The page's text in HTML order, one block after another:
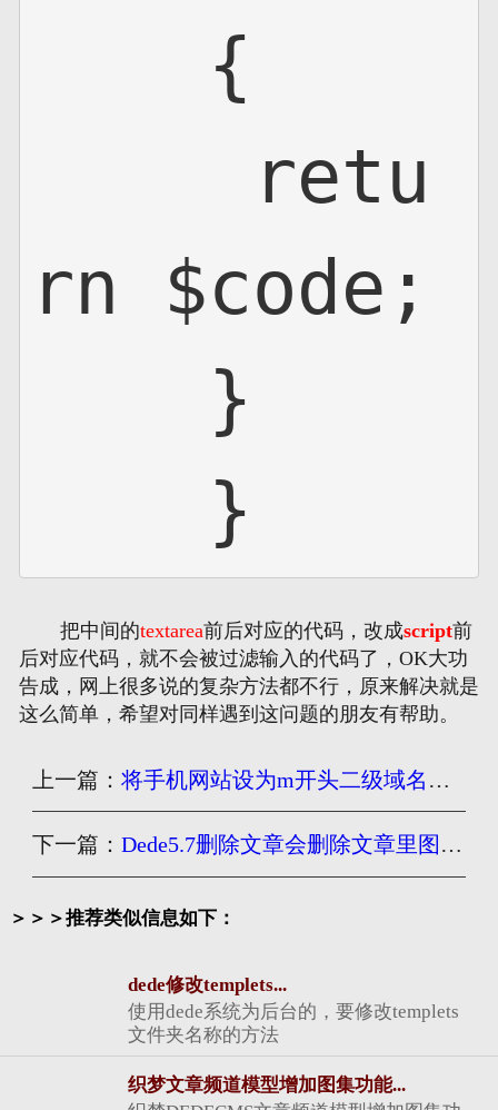
{
retu
rn $code;
}
}
把中间的textarea前后对应的代码，改成script前
后对应代码，就不会被过滤输入的代码了，OK大功
告成，网上很多说的复杂方法都不行，原来解决就是
这么简单，希望对同样遇到这问题的朋友有帮助。
上一篇：将手机网站设为m开头二级域名织梦模板修改详解
下一篇：Dede5.7删除文章会删除文章里图片却不删除略图解决方法
＞＞＞推荐类似信息如下：
dede修改templets...
使用dede系统为后台的，要修改templets
文件夹名称的方法
织梦文章频道模型增加图集功能...